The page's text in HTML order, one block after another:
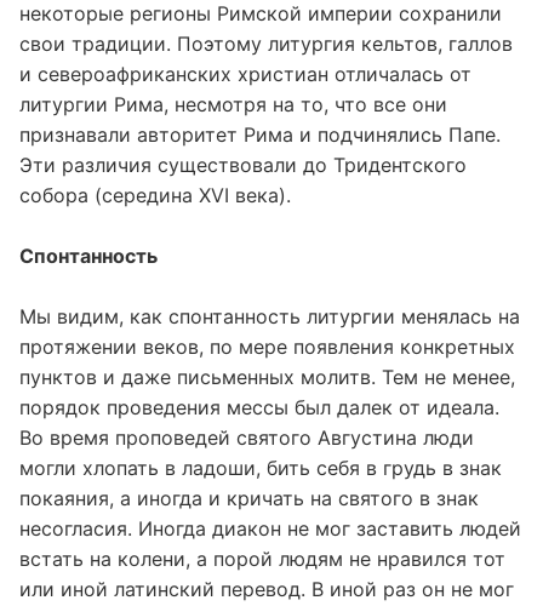
некоторые регионы Римской империи сохранили
свои традиции. Поэтому литургия кельтов, галлов
и североафриканских христиан отличалась от
литургии Рима, несмотря на то, что все они
признавали авторитет Рима и подчинялись Папе.
Эти различия существовали до Тридентского
собора (середина XVI века).
Спонтанность
Мы видим, как спонтанность литургии менялась на
протяжении веков, по мере появления конкретных
пунктов и даже письменных молитв. Тем не менее,
порядок проведения мессы был далек от идеала.
Во время проповедей святого Августина люди
могли хлопать в ладоши, бить себя в грудь в знак
покаяния, а иногда и кричать на святого в знак
несогласия. Иногда диакон не мог заставить людей
встать на колени, а порой людям не нравился тот
или иной латинский перевод. В иной раз он не мог